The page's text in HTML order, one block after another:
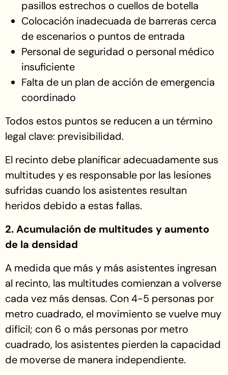
pasillos estrechos o cuellos de botella
Colocación inadecuada de barreras cerca
de escenarios o puntos de entrada
Personal de seguridad o personal médico
insuficiente
Falta de un plan de acción de emergencia
coordinado
Todos estos puntos se reducen a un término
legal clave: previsibilidad.
El recinto debe planificar adecuadamente sus
multitudes y es responsable por las lesiones
sufridas cuando los asistentes resultan
heridos debido a estas fallas.
2. Acumulación de multitudes y aumento
de la densidad
A medida que más y más asistentes ingresan
al recinto, las multitudes comienzan a volverse
cada vez más densas. Con 4-5 personas por
metro cuadrado, el movimiento se vuelve muy
difícil; con 6 o más personas por metro
cuadrado, los asistentes pierden la capacidad
de moverse de manera independiente.